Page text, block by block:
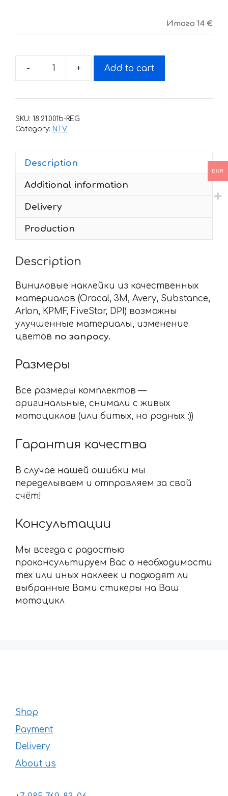
Итого 14 €
-
Decals
Honda
quantity
+ Add to cart
SKU: 18.21.001b-REG
Category: NTV
Description
Additional information
Delivery
Production
Description
Виниловые наклейки из качественных
материалов (Oracal, 3M, Avery, Substance,
Arlon, KPMF, FiveStar, DPI) возможны
улучшенные материалы, изменение
цветов по запросу.
Размеры
Все размеры комплектов —
оригинальные, снимали с живых
мотоциклов (или битых, но родных :))
Гарантия качества
В случае нашей ошибки мы
переделываем и отправляем за свой
счёт!
Консультации
Мы всегда с радостью
проконсультируем Вас о необходимости
тех или иных наклеек и подходят ли
выбранные Вами стикеры на Ваш
мотоцикл
Shop
Payment
Delivery
About us
EUR